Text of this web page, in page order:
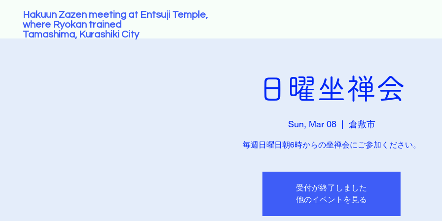
Hakuun Zazen meeting at Entsuji Temple,
where Ryokan trained
Tamashima, Kurashiki City
日曜坐禅会
Sun, Mar 08
  |
倉敷市
毎週日曜日朝6時からの坐禅会にご参加ください。
受付が終了しました
他のイベントを見る